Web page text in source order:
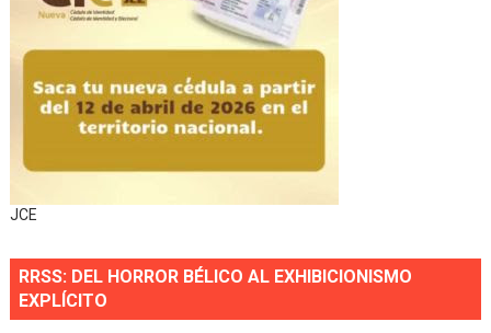
JCE
RRSS: DEL HORROR BÉLICO AL EXHIBICIONISMO
EXPLÍCITO